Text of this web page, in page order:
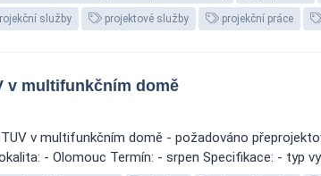
služby projektové služby projekční práce
v multifunkčním domě
v multifunkčním domě - požadováno
- Olomouc Termín: - srpen Specifikace: - typ